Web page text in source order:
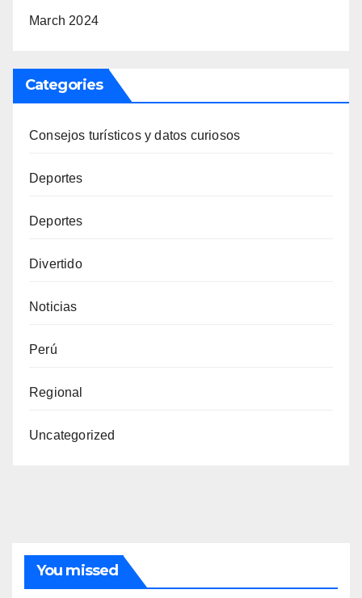
March 2024
Categories
Consejos turísticos y datos curiosos
Deportes
Deportes
Divertido
Noticias
Perú
Regional
Uncategorized
You missed